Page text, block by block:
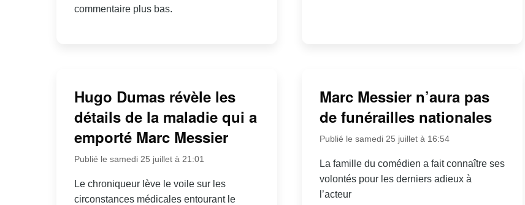
commentaire plus bas.
Hugo Dumas révèle les
détails de la maladie qui a
emporté Marc Messier
Publié le samedi 25 juillet à 21:01
Le chroniqueur lève le voile sur les
circonstances médicales entourant le
Marc Messier n’aura pas
de funérailles nationales
Publié le samedi 25 juillet à 16:54
La famille du comédien a fait connaître ses
volontés pour les derniers adieux à
l’acteur